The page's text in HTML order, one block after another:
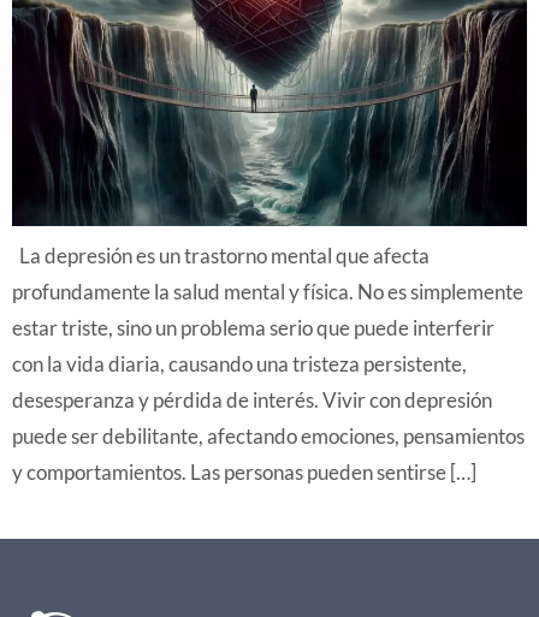
La depresión es un trastorno mental que afecta
profundamente la salud mental y física. No es simplemente
estar triste, sino un problema serio que puede interferir
con la vida diaria, causando una tristeza persistente,
desesperanza y pérdida de interés. Vivir con depresión
puede ser debilitante, afectando emociones, pensamientos
y comportamientos. Las personas pueden sentirse […]